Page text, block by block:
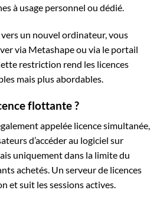
à usage personnel ou dédié.
un nouvel ordinateur, vous
via Metashape ou via le portail
restriction rend les licences
mais plus abordables.
flottante ?
appelée licence simultanée,
d’accéder au logiciel sur
uniquement dans la limite du
achetés. Un serveur de licences
et suit les sessions actives.